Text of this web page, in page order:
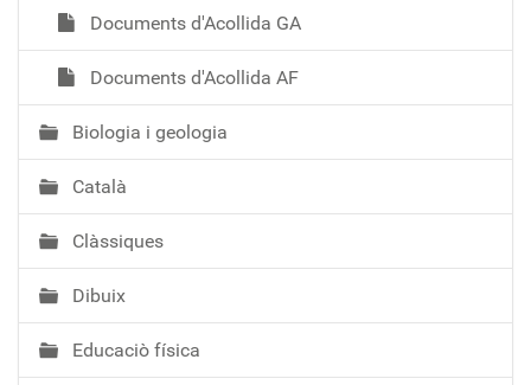
Documents d'Acollida GA
Documents d'Acollida AF
Biologia i geologia
Català
Clàssiques
Dibuix
Educaciò física